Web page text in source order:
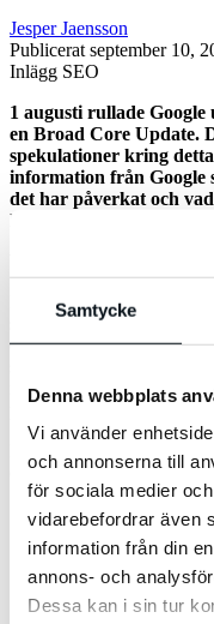
Samtycke
Denna webbplats
Vi använder
och annonserna till
för sociala medier
vidarebefordrar även
information från din
annons- och
Dessa kan i sin tur
Jesper Jaensson
Publicerat september 10,
Inlägg SEO
1 augusti rullade
en Broad Core Update.
spekulationer kring
information från Google
det har påverkat och
har fått namnet Medic
Initialt såg det framförallt
sig på något man kallar
en term man använder för
namnet Medic Update.
påverkade betydligt fler
Här är ett exempel på hur
organiska synligheten på